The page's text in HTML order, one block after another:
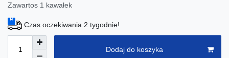
Zawartos 1 kawałek
Czas oczekiwania 2 tygodnie!
Dodaj do koszyka